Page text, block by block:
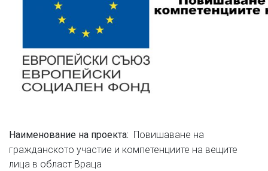
Наименование на проекта: Повишаване на
гражданското участие и компетенциите на вещите
лица в област Враца